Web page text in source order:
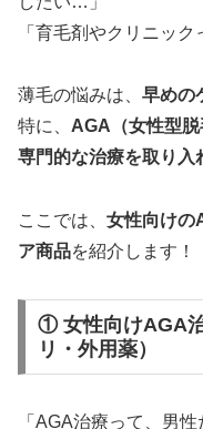
「育毛剤やクリニッ
薄毛の悩みは、 早めの
特に、 AGA（女性型脱
専門的な治療を取り入
ここでは、 女性向けの
ア商品を紹介します！
① 女性向けAGA
リ・外用薬）
「AGA治療って、男